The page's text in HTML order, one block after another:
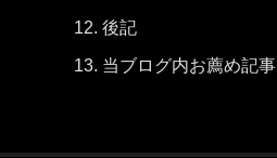
後記
当ブログ内お薦め記事